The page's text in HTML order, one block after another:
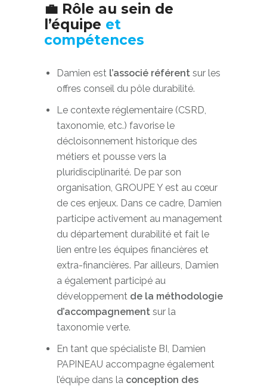
💼 Rôle au sein de
l’équipe et
compétences
Damien est l’associé référentsur les
offres conseil du pôle durabilité.​
Le contexte réglementaire (CSRD,
taxonomie, etc.) favorise le
décloisonnement historique des
métiers et pousse vers la
pluridisciplinarité. De par son
organisation, GROUPE Y est au cœur
de ces enjeux. Dans ce cadre, Damien
participe activement au management
du département durabilité et fait le
lien entre les équipes financières et
extra-financières. Par ailleurs, Damien
a également participé au
développement de la méthodologie
d’accompagnementsur la
taxonomie verte.
En tant que spécialiste BI, Damien
PAPINEAU accompagne également
l’équipe dans la conception des